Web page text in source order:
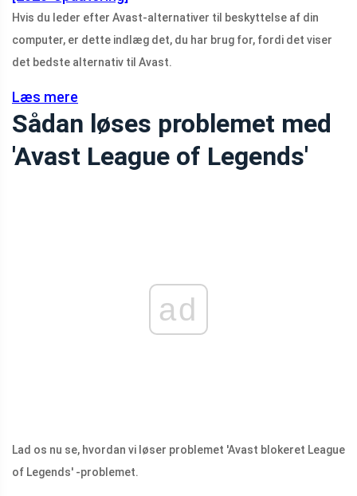
Hvis du leder efter Avast-alternativer til beskyttelse af din
computer, er dette indlæg det, du har brug for, fordi det viser
det bedste alternativ til Avast.
Læs mere
Sådan løses problemet med
'Avast League of Legends'
ad
Lad os nu se, hvordan vi løser problemet 'Avast blokeret League
of Legends' -problemet.